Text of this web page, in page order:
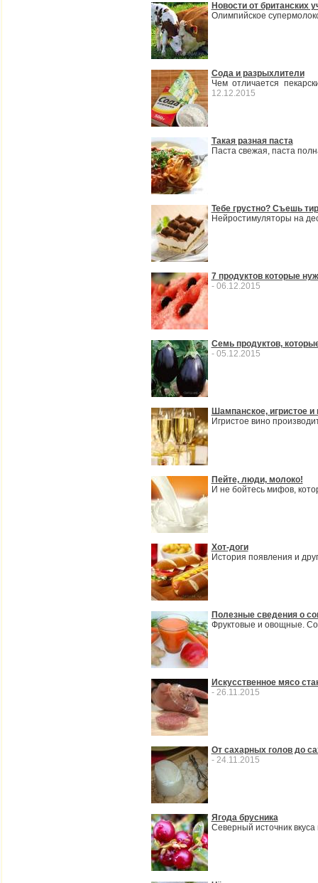
Новости от британских
Олимпийское
Сода и разрыхлители
Чем отличается
12.12.2015
Такая разная паста
Паста свежая, паста
Тебе грустно? Съешь
Нейростимуляторы на
7 продуктов которые
- 06.12.2015
Семь продуктов,
- 05.12.2015
Шампанское, игристое и
Игристое вино
Пейте, люди, молоко!
И не бойтесь мифов,
Хот-доги
История появления и
Полезные сведения о
Фруктовые и овощные.
Искусственное мясо
- 26.11.2015
От сахарных голов до
- 24.11.2015
Ягода брусника
Северный источник